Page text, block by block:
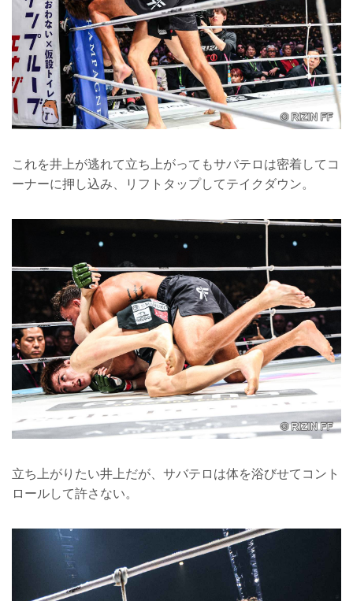
これを井上が逃れて立ち上がってもサバテロは密着してコ
ーナーに押し込み、リフトタップしてテイクダウン。
立ち上がりたい井上だが、サバテロは体を浴びせてコント
ロールして許さない。